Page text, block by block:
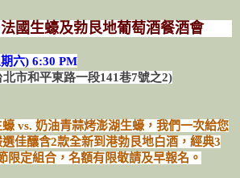
國生蠔及勃艮地葡萄酒餐酒會
六) 6:30 PM
市和平東路一段141巷7號之2)
蠔 vs. 奶油青蒜烤澎湖生蠔，我們一次給您
佳釀含2款全新到港勃艮地白酒，經典3
限定組合，名額有限敬請及早報名。